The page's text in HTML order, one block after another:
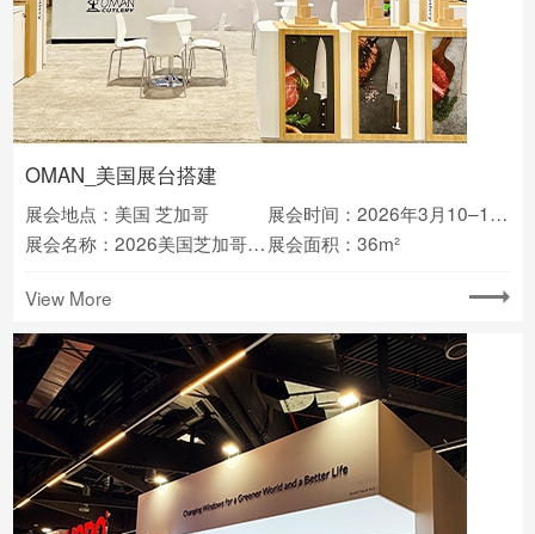
OMAN_美国展台搭建
展会地点：美国 芝加哥
展会时间：2026年3月10–12日
展会名称：2026美国芝加哥家庭用品展IHA 展会面积：36m²
View More